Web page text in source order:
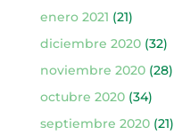
enero 2021 (21)
diciembre 2020(32)
noviembre 2020(28)
octubre 2020(34)
septiembre 2020(21)